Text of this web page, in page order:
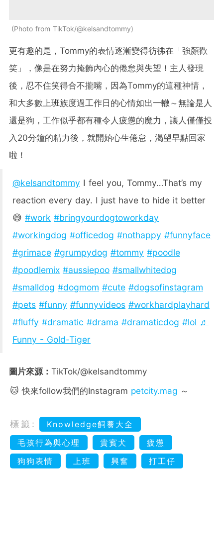
Photo from TikTok/@kelsandtommy
更有趣的是，Tommy的表情逐漸變得彷彿在「強顏歡
笑」，像是在努力掩飾內心的倦怠與失望！主人發現
後，忍不住笑得合不攏嘴，因為Tommy的這種神情，
和大多數上班族度過工作日的心情如出一轍～無論是人
還是狗，工作似乎都有種令人疲憊的魔力，讓人僅僅投
入20分鐘的精力後，就開始心生倦怠，渴望早點回家
啦！
@kelsandtommy I feel you, Tommy…That’s my
reaction every day. I just have to hide it better
😅 #work #bringyourdogtoworkday
#workingdog #officedog #nothappy #funnyface
#grimace #grumpydog #tommy #poodle
#poodlemix #aussiepoo #smallwhitedog
#smalldog #dogmom #cute #dogsofinstagram
#pets #funny #funnyvideos #workhardplayhard
#fluffy #dramatic #drama #dramaticdog #lol ♬
Funny - Gold-Tiger
圖片來源： TikTok/@kelsandtommy
🐱 快來follow我們的Instagram petcity.mag ～
標籤:
Knowledge飼養大全
毛孩行為與心理
貴賓犬
疲憊
狗狗表情
上班 興奮 打工仔